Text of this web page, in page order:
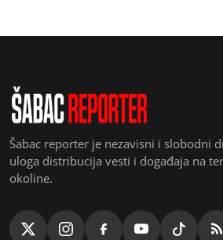
Šabac reporter je nezavisni i slobodni
uloga distribucija vesti i događaja na
okoline.